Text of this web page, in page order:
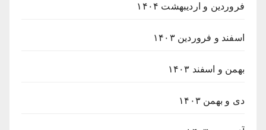
فروردین و اردیبهشت ۱۴۰۴
اسفند و فروردین ۱۴۰۳
بهمن و اسفند ۱۴۰۳
دی و بهمن ۱۴۰۳